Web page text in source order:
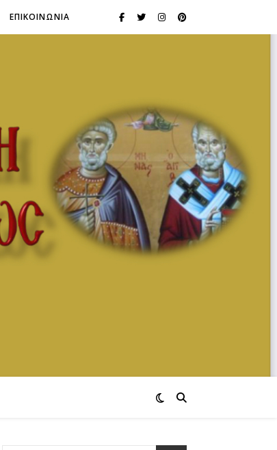
ΕΠΙΚΟΙΝΩΝΙΑ